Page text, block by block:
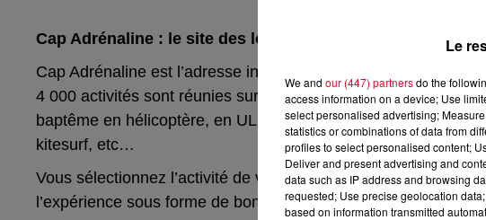
Cap Adrénaline : le site des loisirs & activités à sensations
Cap Adrénaline est l’adresse incontournable pour réserver ou
4 000 activités sont réunies sur le site, parmi lesquelles on
baptême en hélicoptère, en ULM, en parapente ou en
kitesurf, etc…
Vous sélectionnez l’activité de vos rêves et en 5 minutes
l’expérience sous forme de bon cadeau.
Le
We and our (447) partnersdo the
access information on a device; Use
select personalised advertising;
statistics or combinations of data from
profiles to select personalised content;
Deliver and present advertising and
data such as IP address and browsing
requested; Use precise geolocation
based on information transmitted